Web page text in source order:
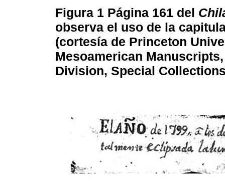
Figura 1 Página 161 del
observa el uso de la
(cortesía de Princeton
Mesoamerican
Division, Special